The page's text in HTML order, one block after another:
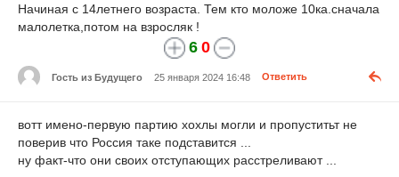
Начиная с 14летнего возраста. Тем кто моложе 10ка.сначала
малолетка,потом на взросляк !
6 0
Гость из Будущего 25 января 2024 16:48 Ответить
вотт имено-первую партию хохлы могли и пропуститьт не
поверив что Россия таке подставится ...
ну факт-что они своих отступающих расстреливают ...